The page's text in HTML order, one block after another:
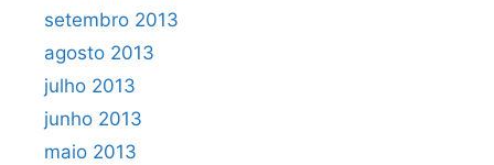
setembro 2013
agosto 2013
julho 2013
junho 2013
maio 2013